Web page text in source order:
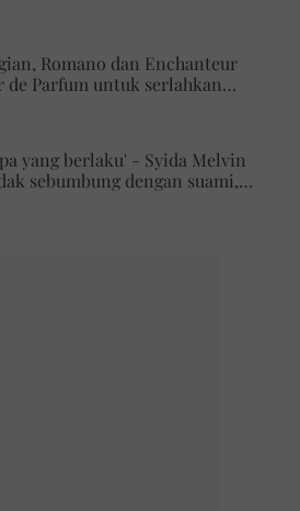
Romano dan Enchanteur
Parfum untuk serlahkan
yang berlaku' - Syida Melvin
sebumbung dengan suami,